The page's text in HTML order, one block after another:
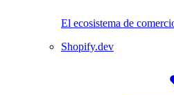
El ecosistema de
Shopify.dev